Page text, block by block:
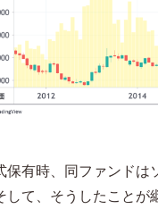
保有時、同ファンド
して、そうしたこと